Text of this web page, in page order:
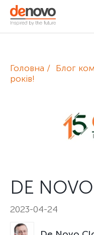
De Novo
Головна Блог
років!
DE
2023-04-24